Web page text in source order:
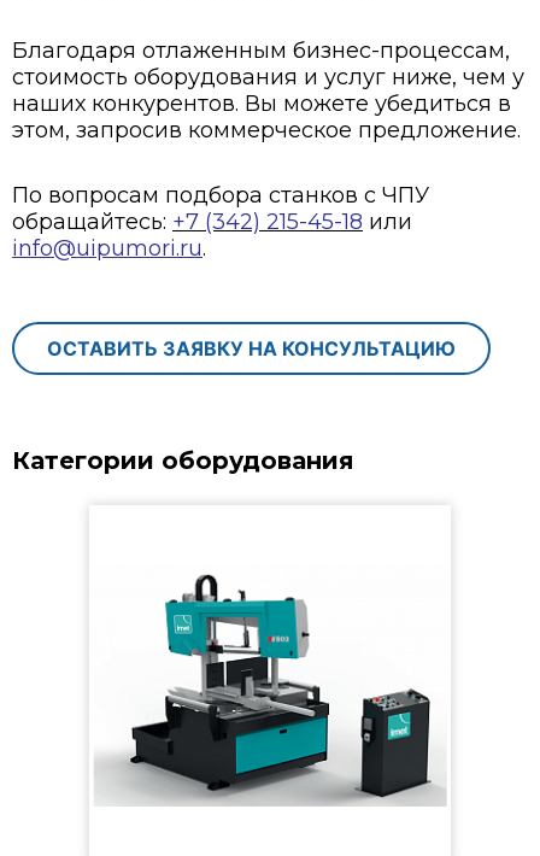
Благодаря отлаженным бизнес-процессам,
стоимость оборудования и услуг ниже, чем у
наших конкурентов. Вы можете убедиться в
этом, запросив коммерческое предложение.
По вопросам подбора станков с ЧПУ
обращайтесь: +7 (342) 215-45-18 или
info@uipumori.ru.
ОСТАВИТЬ ЗАЯВКУ НА КОНСУЛЬТАЦИЮ
Категории оборудования